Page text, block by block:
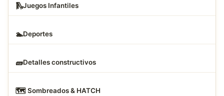
🛝Juegos Infantiles
🏊Deportes
🧱Detalles constructivos
🗺️ Sombreados & HATCH